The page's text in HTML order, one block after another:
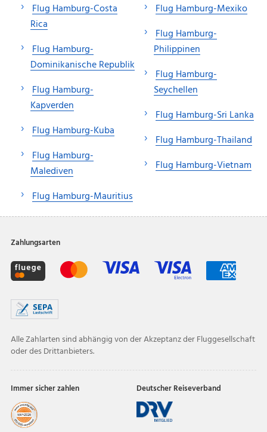
Flug Hamburg-Costa
Rica
Flug Hamburg-
Dominikanische Republik
Flug Hamburg-
Kapverden
Flug Hamburg-Kuba
Flug Hamburg-
Malediven
Flug Hamburg-Mauritius
Flug Hamburg-Mexiko
Flug Hamburg-
Philippinen
Flug Hamburg-
Seychellen
Flug Hamburg-Sri Lanka
Flug Hamburg-Thailand
Flug Hamburg-Vietnam